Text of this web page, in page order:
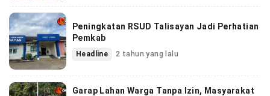
Peningkatan RSUD Talisayan Jadi Perhatian
Pemkab
Headline 2 tahun yang lalu
Garap Lahan Warga Tanpa Izin, Masyarakat